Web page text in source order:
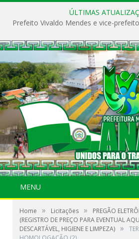
ÚLTIMAS
MENU
Home » Licitações »
PREGÃO
(REGISTRO DE PREÇO PARA EVENTUAL
DESCARTÁVEL, HIGIENE E LIMPEZA) »